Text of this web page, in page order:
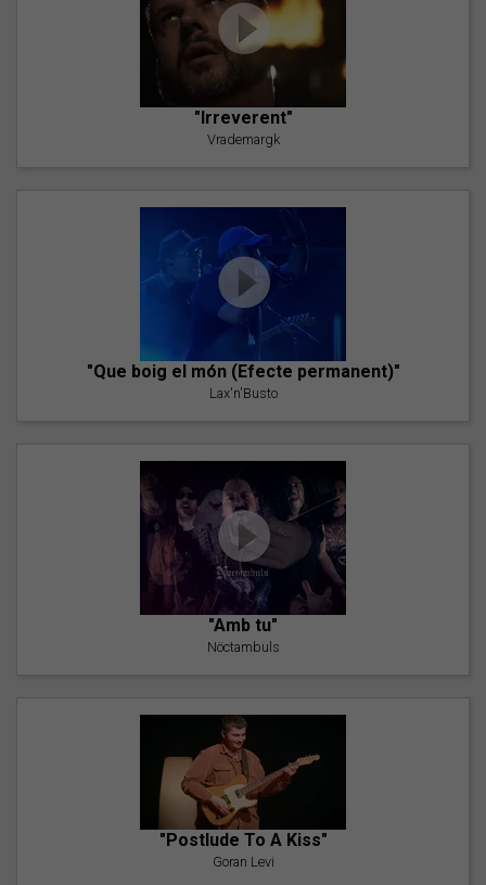
"Irreverent"
Vrademargk
"Que boig el món (Efecte permanent)"
Lax'n'Busto
"Amb tu"
Nöctambuls
"Postlude To A Kiss"
Goran Levi